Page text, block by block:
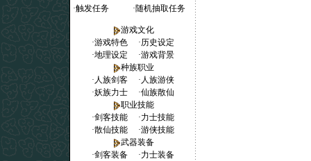
·触发任务 ·随机抽取任务
游戏文化
·游戏特色 ·历史设定
·地理设定 ·游戏背景
种族职业
· 人族剑客 · 人族游侠
·妖族力士 ·仙族散仙
职业技能
·剑客技能 ·力士技能
·散仙技能 ·游侠技能
武器装备
·剑客装备 ·力士装备